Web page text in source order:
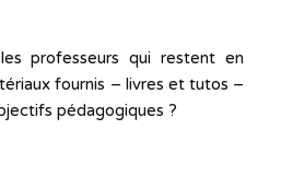
professeurs qui restent en
fournis – livres et tutos –
pédagogiques ?